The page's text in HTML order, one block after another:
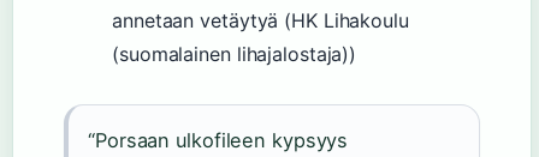
annetaan vetäytyä (HK Lihakoulu
(suomalainen lihajalostaja))
“Porsaan ulkofileen kypsyys